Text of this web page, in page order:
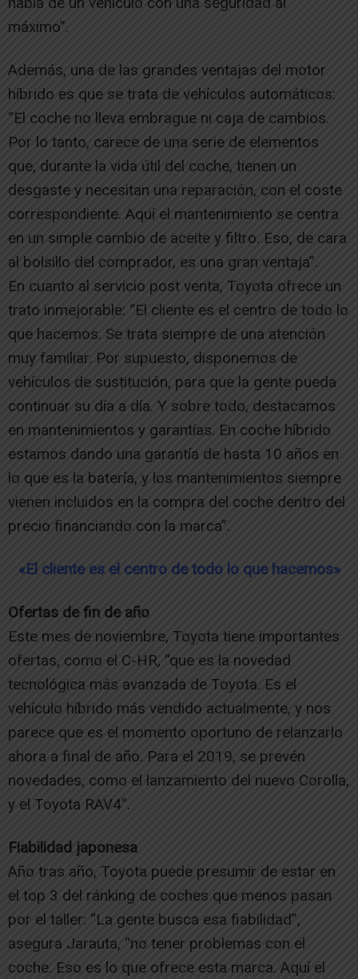
máximo”.
Además, una de las grandes ventajas del motor
híbrido es que se trata de vehículos automáticos:
“El coche no lleva embrague ni caja de cambios.
Por lo tanto, carece de una serie de elementos
que, durante la vida útil del coche, tienen un
desgaste y necesitan una reparación, con el coste
correspondiente. Aquí el mantenimiento se centra
en un simple cambio de aceite y filtro. Eso, de cara
al bolsillo del comprador, es una gran ventaja”.
En cuanto al servicio post venta, Toyota ofrece un
trato inmejorable: “El cliente es el centro de todo lo
que hacemos. Se trata siempre de una atención
muy familiar. Por supuesto, disponemos de
vehículos de sustitución, para que la gente pueda
continuar su día a día. Y sobre todo, destacamos
en mantenimientos y garantías. En coche híbrido
estamos dando una garantía de hasta 10 años en
lo que es la batería, y los mantenimientos siempre
vienen incluidos en la compra del coche dentro del
precio financiando con la marca”.
«El cliente es el centro de todo lo que hacemos»
Ofertas de fin de año
Este mes de noviembre, Toyota tiene importantes
ofertas, como el C-HR, “que es la novedad
tecnológica más avanzada de Toyota. Es el
vehículo híbrido más vendido actualmente, y nos
parece que es el momento oportuno de relanzarlo
ahora a final de año. Para el 2019, se prevén
novedades, como el lanzamiento del nuevo Corolla,
y el Toyota RAV4”.
Fiabilidad japonesa
Año tras año, Toyota puede presumir de estar en
el top 3 del ránking de coches que menos pasan
por el taller: “La gente busca esa fiabilidad”,
asegura Jarauta, “no tener problemas con el
coche. Eso es lo que ofrece esta marca. Aquí el